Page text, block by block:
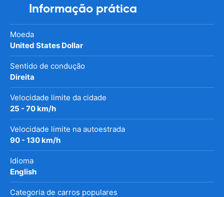
Informação prática
Moeda
United States Dollar
Sentido de condução
Direita
Velocidade limite da cidade
25 - 70 km/h
Velocidade limite na autoestrada
90 - 130 km/h
Idioma
English
Categoria de carros populares